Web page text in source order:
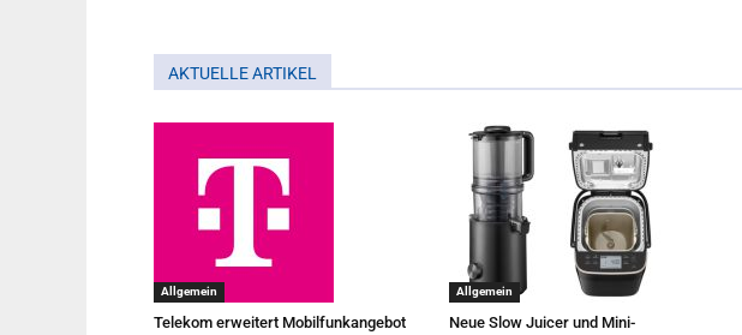
AKTUELLE ARTIKEL
Allgemein
Telekom erweitert Mobilfunkangebot
Allgemein
Neue Slow Juicer und Mini-